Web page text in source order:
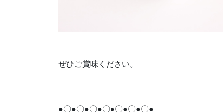
ぜひご賞味ください。
●〇●〇●〇●〇●〇●〇●〇●